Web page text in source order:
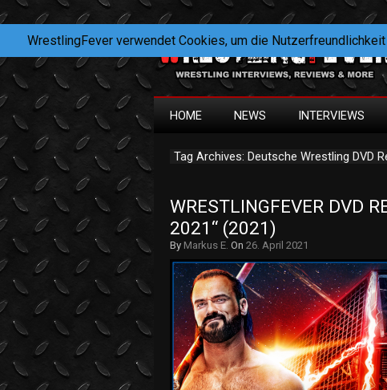
HOME NEWS INTERVIEWS
Tag Archives: Deutsche Wrestling DVD
WRESTLINGFEVER DVD
2021“ (2021)
By Markus E. On 26. April 2021
WrestlingFever verwendet Cookies, um die